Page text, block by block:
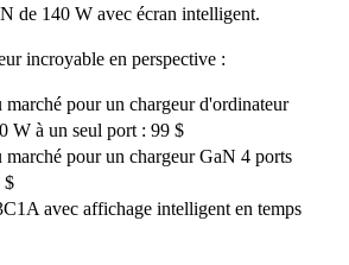
de 140 W avec écran intelligent.
incroyable en perspective :
pour un chargeur d'ordinateur
W à un seul port : 99 $
pour un chargeur GaN 4 ports
$
avec affichage intelligent en temps